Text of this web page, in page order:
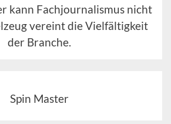
kann Fachjournalismus nicht
vereint die Vielfältigkeit
der Branche.
Spin Master